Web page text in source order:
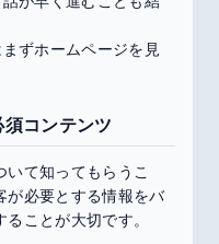
ずホームページを見
コンテンツ
て知ってもらうこ
が必要とする情報をバ
ことが大切です。